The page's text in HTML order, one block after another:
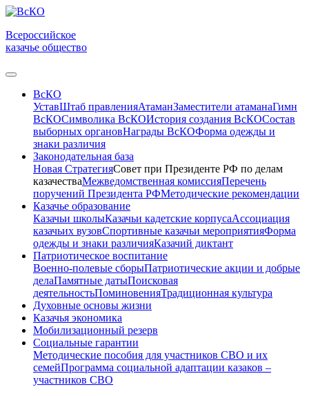
Всероссийское
казачье общество
ВсКО
УставШтаб правленияАтаманЗаместители атаманаГимн
ВсКОСимволика ВсКОИстория создания ВсКОСостав
выборных органовНаграды ВсКОФорма одежды и
знаки различия
Законодательная база
Новая СтратегияСовет при Президенте РФ по делам
казачестваМежведомственная комиссияПеречень
поручений Президента РФМетодические рекомендации
Казачье образование
Казачьи школыКазачьи кадетские корпусаАссоциация
казачьих вузовСпортивные казачьи мероприятияФорма
одежды и знаки различияКазачий диктант
Патриотическое воспитание
Военно-полевые сборыПатриотические акции и добрые
делаПамятные датыПоисковая
деятельностьПоминовенияТрадиционная культура
Духовные основы жизни
Казачья экономика
Мобилизационный резерв
Социальные гарантии
Методические пособия для участников СВО и их
семейПрограмма социальной адаптации казаков –
участников СВО